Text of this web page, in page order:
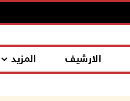
الارشيف المزيد